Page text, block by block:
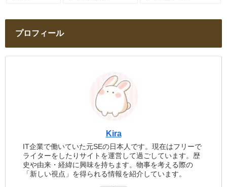
プロフィール
Kira
IT企業で働いていた元SEの日本人です。現在はフリーで
ライターをしたりサイトを運営して過ごしています。歴
史や由来・経緯に興味を持ちます。物事を考える際の
「新しい視点」を得られる情報を紹介しています。